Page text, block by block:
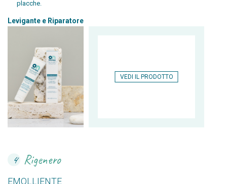
placche.
Levigante e Riparatore
VEDI IL PRODOTTO
4 Rigenero
EMOLLIENTE